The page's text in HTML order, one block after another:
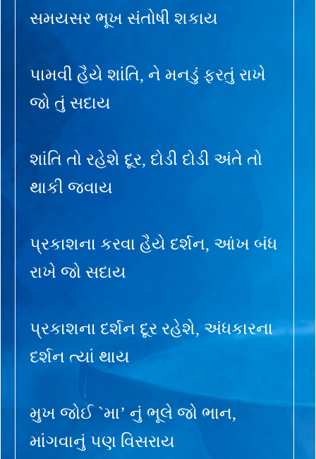
સમયસર ભૂખ સંતોષી શકાય
પામવી હૈયે શાંતિ, ને મનડું ફરતું રાખે
જો તું સદાય
શાંતિ તો રહેશે દૂર, દોડી દોડી અંતે તો
થાકી જવાય
પ્રકાશના કરવા હૈયે દર્શન, આંખ બંધ
રાખે જો સદાય
પ્રકાશના દર્શન દૂર રહેશે, અંધકારના
દર્શન ત્યાં થાય
મુખ જોઈ `મા’ નું ભૂલે જો ભાન,
માંગવાનું પણ વિસરાય